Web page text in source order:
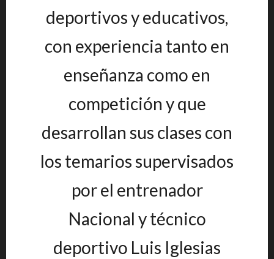
deportivos y educativos,
con experiencia tanto en
enseñanza como en
competición y que
desarrollan sus clases con
los temarios supervisados
por el entrenador
Nacional y técnico
deportivo Luis Iglesias